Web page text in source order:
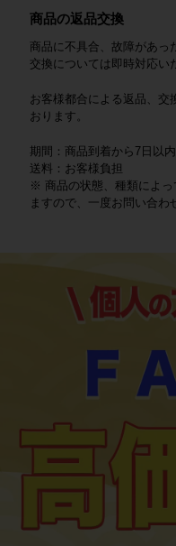
商品の返品交換
商品に不具合、故障があっ
交換については即時対応い
お客様都合による返品、交
おります。
期間：商品到着から7日以内
送料：お客様負担
※ 商品の状態、種類によ
ますので、一度お問い合わ